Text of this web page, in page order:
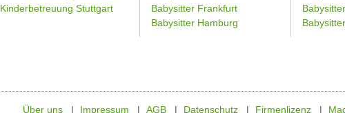
Kinderbetreuung Stuttgart
Babysitter Frankfurt
Babysitter Hamburg
Über uns Impressum AGB Datenschutz Firmenlizenz